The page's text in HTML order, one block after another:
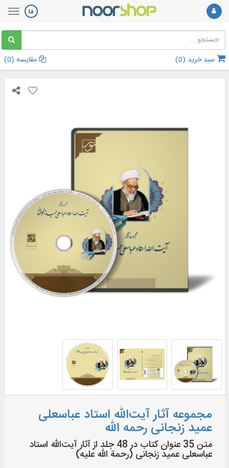
سبد خرید (0
) مقایسه (0
)
مجموعه آثار آیت‌الله استاد عباسعلی
عمید زنجانی رحمه الله
متن 35 عنوان کتاب در 48 جلد از آثار آیت‌الله استاد
عباسعلی عمید زنجانی (رحمة الله علیه)